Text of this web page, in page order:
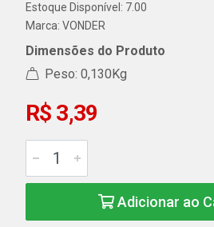
Estoque Disponível: 7.00
Marca: VONDER
Dimensões do Produto
Peso: 0,130Kg
R$ 3,39
Adicionar ao